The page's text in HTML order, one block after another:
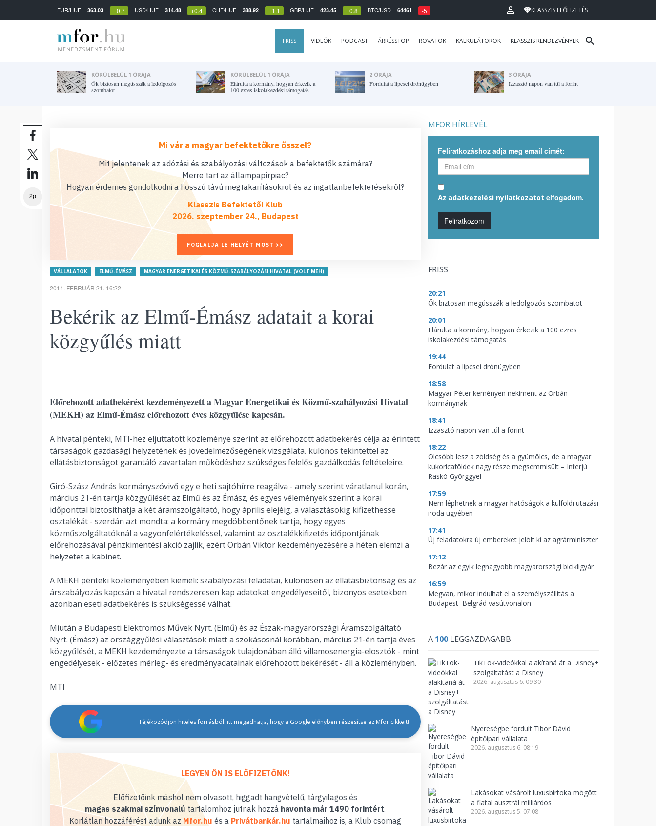
EUR/HUF 363.03 +0.7 USD/HUF 314.48 +0.4 CHF/HUF 388.92 +1.1 GBP/HUF 423.45 +0.8 BTC/USD 64461 -5 KLASSZIS ELŐFIZETÉS
FRISS VIDEÓK PODCAST ÁRRÉSSTOP ROVATOK KALKULÁTOROK KLASSZIS RENDEZVÉNYEK
KÖRÜLBELÜL 1 ÓRÁJA
Ők biztosan megússzák a ledolgozós
szombatot
KÖRÜLBELÜL 1 ÓRÁJA
Elárulta a kormány, hogyan érkezik a
100 ezres iskolakezdési támogatás
2 ÓRÁJA
Fordulat a lipcsei drónügyben
3 ÓRÁJA
Izzasztó napon van túl a forint
2p
Mi vár a magyar befektetőkre ősszel?
Mit jelentenek az adózási és szabályozási változások a befektetők számára?
Merre tart az állampapírpiac?
Hogyan érdemes gondolkodni a hosszú távú megtakarításokról és az ingatlanbefektetésekről?
Klasszis Befektetői Klub
2026. szeptember 24., Budapest
FOGLALJA LE HELYÉT MOST >>
VÁLLALATOK ELMŰ-ÉMÁSZ MAGYAR ENERGETIKAI ÉS KÖZMŰ-SZABÁLYOZÁSI HIVATAL (VOLT MEH)
2014. FEBRUÁR 21. 16:22
Bekérik az Elmű-Émász adatait a korai
közgyűlés miatt
Előrehozott adatbekérést kezdeményezett a Magyar Energetikai és Közmű-szabályozási Hivatal
(MEKH) az Elmű-Émász előrehozott éves közgyűlése kapcsán.
A hivatal pénteki, MTI-hez eljuttatott közleménye szerint az előrehozott adatbekérés célja az érintett
társaságok gazdasági helyzetének és jövedelmezőségének vizsgálata, különös tekintettel az
ellátásbiztonságot garantáló zavartalan működéshez szükséges felelős gazdálkodás feltételeire.
Giró-Szász András kormányszóvivő egy e heti sajtóhírre reagálva - amely szerint váratlanul korán,
március 21-én tartja közgyűlését az Elmű és az Émász, és egyes vélemények szerint a korai
időponttal biztosíthatja a két áramszolgáltató, hogy április elejéig, a választásokig kifizethesse
osztalékát - szerdán azt mondta: a kormány megdöbbentőnek tartja, hogy egyes
közműszolgáltatóknál a vagyonfelértékeléssel, valamint az osztalékkifizetés időpontjának
előrehozásával pénzkimentési akció zajlik, ezért Orbán Viktor kezdeményezésére a héten elemzi a
helyzetet a kabinet.
A MEKH pénteki közleményében kiemeli: szabályozási feladatai, különösen az ellátásbiztonság és az
árszabályozás kapcsán a hivatal rendszeresen kap adatokat engedélyeseitől, bizonyos esetekben
azonban eseti adatbekérés is szükségessé válhat.
Miután a Budapesti Elektromos Művek Nyrt. (Elmű) és az Észak-magyarországi Áramszolgáltató
Nyrt. (Émász) az országgyűlési választások miatt a szokásosnál korábban, március 21-én tartja éves
közgyűlését, a MEKH kezdeményezte a társaságok tulajdonában álló villamosenergia-elosztók - mint
engedélyesek - előzetes mérleg- és eredményadatainak előrehozott bekérését - áll a közleményben.
MTI
Tájékozódjon hiteles forrásból: itt megadhatja, hogy a Google előnyben részesítse az Mfor cikkeit!
LEGYEN ÖN IS ELŐFIZETŐNK!
Előfizetőink máshol nem olvasott, higgadt hangvételű, tárgyilagos és
magas szakmai színvonalú tartalomhoz jutnak hozzá havonta már 1490 forintért.
Korlátlan hozzáférést adunk az Mfor.hu és a Privátbankár.hu tartalmaihoz is, a Klub csomag
MFOR HÍRLEVÉL
Feliratkozáshoz adja meg email címét:
Az adatkezelési nyilatkozatot elfogadom.
Feliratkozom
FRISS
20:21
Ők biztosan megússzák a ledolgozós szombatot
20:01
Elárulta a kormány, hogyan érkezik a 100 ezres
iskolakezdési támogatás
19:44
Fordulat a lipcsei drónügyben
18:58
Magyar Péter keményen nekiment az Orbán-
kormánynak
18:41
Izzasztó napon van túl a forint
18:22
Olcsóbb lesz a zöldség és a gyümölcs, de a magyar
kukoricaföldek nagy része megsemmisült – Interjú
Raskó Györggyel
17:59
Nem léphetnek a magyar hatóságok a külföldi utazási
iroda ügyében
17:41
Új feladatokra új embereket jelölt ki az agrárminiszter
17:12
Bezár az egyik legnagyobb magyarországi bicikligyár
16:59
Megvan, mikor indulhat el a személyszállítás a
Budapest–Belgrád vasútvonalon
A 100 LEGGAZDAGABB
TikTok-videókkal alakítaná át a Disney+
szolgáltatást a Disney
2026. augusztus 6. 09:30
Nyereségbe fordult Tibor Dávid
építőipari vállalata
2026. augusztus 6. 08:19
Lakásokat vásárolt luxusbirtoka mögött
a fiatal ausztrál milliárdos
2026. augusztus 5. 07:08